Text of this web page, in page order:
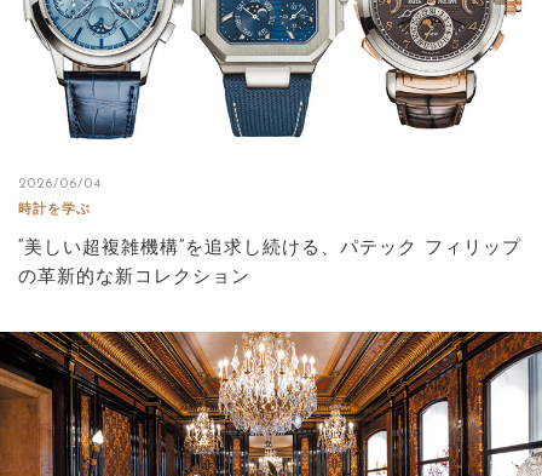
2026/06/04
時計を学ぶ
“美しい超複雑機構”を追求し続ける、パテック フィリップ
の革新的な新コレクション